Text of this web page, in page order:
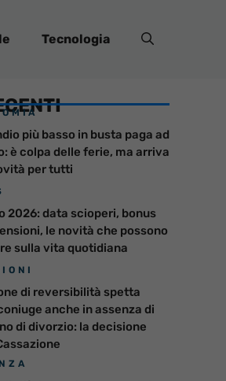
Tecnologia
più basso in busta paga ad
è colpa delle ferie, ma arriva
per tutti
2026: data scioperi, bonus
le novità che possono
sulla vita quotidiana
di reversibilità spetta
anche in assenza di
di divorzio: la decisione